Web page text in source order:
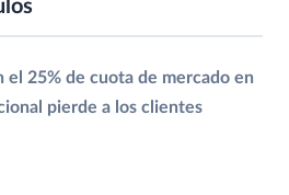
el 25% de cuota de mercado en
pierde a los clientes